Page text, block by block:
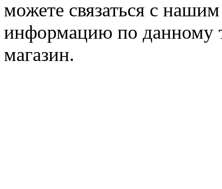
можете связаться с
информацию по данному
магазин.